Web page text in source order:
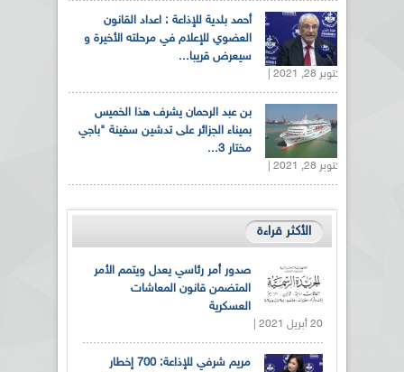
أحمد بلدية للإذاعة : اعداد القانون
العضوي للإعلام في مرحلته الأخيرة و
سيعرض قريبا...
أكتوبر 28, 2021 |
بن عبد الرحمان يشرف هذا الخميس
بميناء الجزائر على تدشين سفينة "باجي
مختار 3...
أكتوبر 28, 2021 |
الأكثر قراءة
صدور أمر رئاسي يعدل ويتمم الأمر
المتضمن قانون المعاشات
العسكرية
20 أبريل 2021 |
مريم شرفي للإذاعة: 700 إخطار